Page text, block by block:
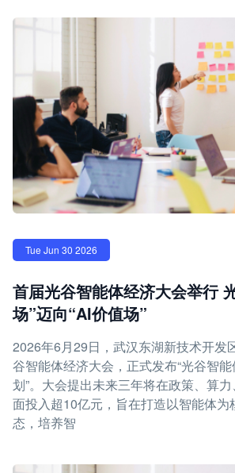
Tue Jun 30 2026
首届光谷智能体经济大会举行
场”迈向“AI价值场”
2026年6月29日，武汉东湖新技术开发
谷智能体经济大会，正式发布“光谷智
划”。大会提出未来三年将在政策、算
面投入超10亿元，旨在打造以智能体为
态，培养智